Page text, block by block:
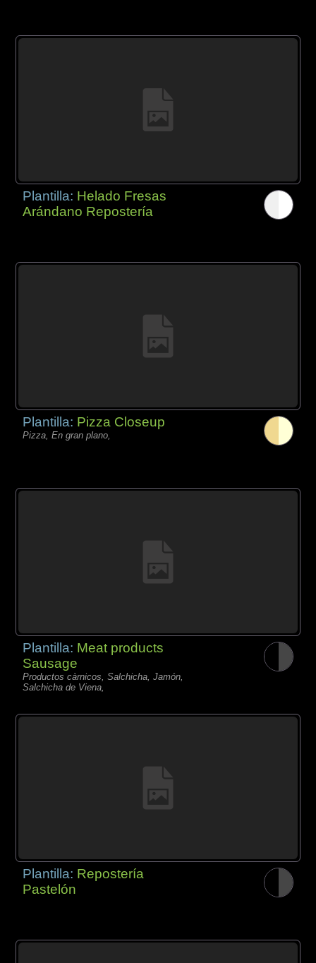
Plantilla: Helado Fresas
Arándano Repostería
Plantilla: Pizza Closeup
Pizza, En gran plano,
Plantilla: Meat products
Sausage
Productos càrnicos, Salchicha, Jamón,
Salchicha de Viena,
Plantilla: Repostería
Pastelón